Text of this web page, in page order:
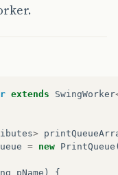
( "Tamanho" );
extends SwingWorker
>
= new PrintQueue
pName ) {